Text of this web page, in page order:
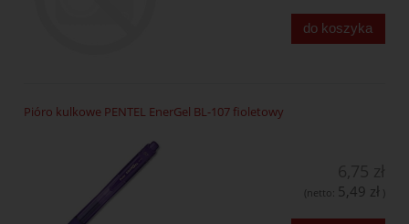
do koszyka
Pióro kulkowe PENTEL EnerGel BL-107 fioletowy
(netto: 5,49 zł )